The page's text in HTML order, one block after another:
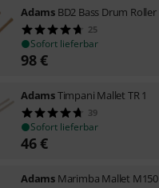
Adams BD2 Bass Drum Roller
25
Sofort lieferbar
98€
AdamsTimpani Mallet TR 1
39
Sofort lieferbar
46€
Adams Marimba Mallet M150